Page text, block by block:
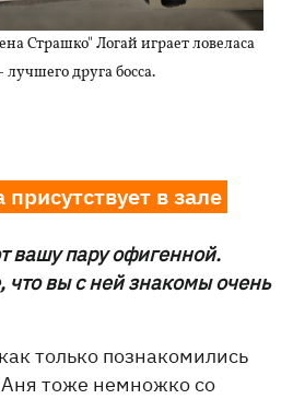
Страшко" Логай играет ловеласа
друга босса.
в зале
вашу пару офигенной.
что вы с ней знакомы очень
только познакомились
Аня тоже немножко со